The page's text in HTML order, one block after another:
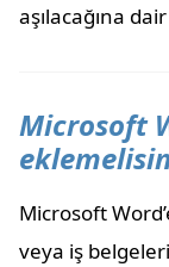
aşılacağına
Microsoft
Microsoft
veya iş